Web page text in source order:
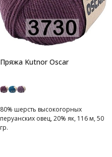
Пряжа Kutnor Oscar
80% шерсть высокогорных
перуанских овец, 20% як, 116 м, 50
гр.